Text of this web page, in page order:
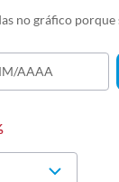
no gráfico